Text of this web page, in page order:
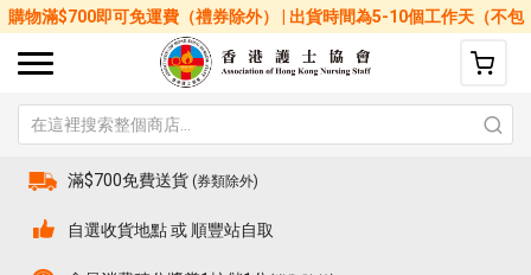
購物滿$700即可免運費（禮券除外） | 出貨時間為5-10個工作天（不包
括星期六、日及公眾假期）
滿$700免費送貨 (券類除外)
自選收貨地點 或 順豐站自取